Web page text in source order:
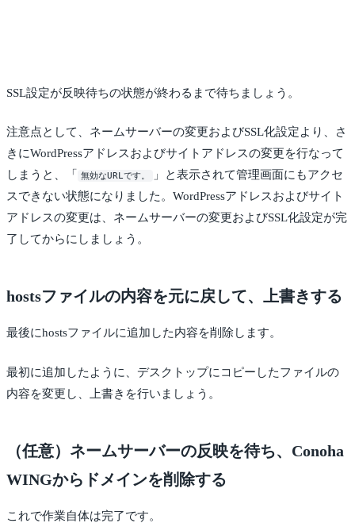
SSL設定が反映待ちの状態が終わるまで待ちましょう。
注意点として、ネームサーバーの変更およびSSL化設定より、さ
きにWordPressアドレスおよびサイトアドレスの変更を行なって
しまうと、「
無効なURLです。
」と表示されて管理画面にもアクセ
スできない状態になりました。WordPressアドレスおよびサイト
アドレスの変更は、ネームサーバーの変更およびSSL化設定が完
了してからにしましょう。
hostsファイルの内容を元に戻して、上書きする
最後にhostsファイルに追加した内容を削除します。
最初に追加したように、デスクトップにコピーしたファイルの
内容を変更し、上書きを行いましょう。
（任意）ネームサーバーの反映を待ち、Conoha
WINGからドメインを削除する
これで作業自体は完了です。